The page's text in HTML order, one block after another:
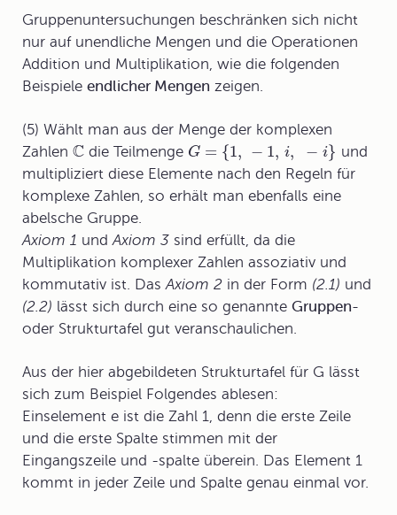
Gruppenuntersuchungen beschränken sich nicht
nur auf unendliche Mengen und die Operationen
Addition und Multiplikation, wie die folgenden
Beispiele endlicher Mengen zeigen.
(5) Wählt man aus der Menge der komplexen
Zahlen C die Teilmenge G = {1, − 1, i, − i} und
multipliziert diese Elemente nach den Regeln für
komplexe Zahlen, so erhält man ebenfalls eine
abelsche Gruppe.
Axiom 1 und Axiom 3 sind erfüllt, da die
Multiplikation komplexer Zahlen assoziativ und
kommutativ ist. Das Axiom 2 in der Form (2.1) und
(2.2) lässt sich durch eine so genannte Gruppen-
oder Strukturtafel gut veranschaulichen.
Aus der hier abgebildeten Strukturtafel für G lässt
sich zum Beispiel Folgendes ablesen:
Einselement e ist die Zahl 1, denn die erste Zeile
und die erste Spalte stimmen mit der
Eingangszeile und -spalte überein. Das Element 1
kommt in jeder Zeile und Spalte genau einmal vor.